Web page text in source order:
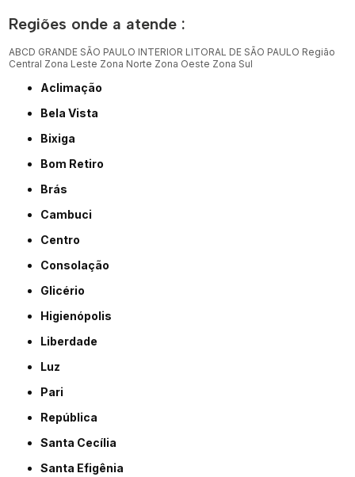
Regiões onde a atende :
ABCD GRANDE SÃO PAULO INTERIOR LITORAL DE SÃO PAULO Região
Central Zona Leste Zona Norte Zona Oeste Zona Sul
Aclimação
Bela Vista
Bixiga
Bom Retiro
Brás
Cambuci
Centro
Consolação
Glicério
Higienópolis
Liberdade
Luz
Pari
República
Santa Cecília
Santa Efigênia